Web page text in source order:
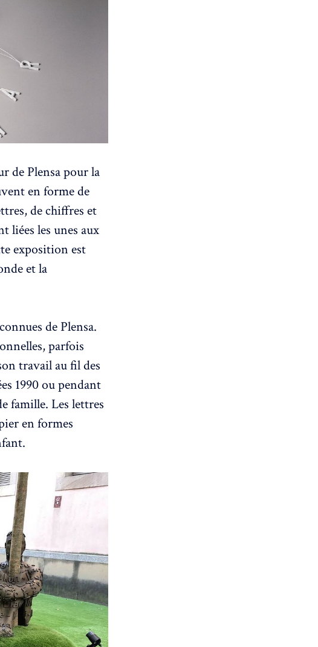
de Plensa pour la
en forme de
de chiffres et
liées les unes aux
exposition est
et la
de Plensa.
parfois
travail au fil des
1990 ou pendant
famille. Les lettres
en formes